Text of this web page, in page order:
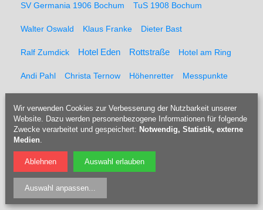
SV Germania 1906 Bochum TuS 1908 Bochum
Walter Oswald Klaus Franke Dieter Bast
Ralf Zumdick Hotel Eden Rottstraße Hotel am Ring
Andi Pahl Christa Ternow Höhenretter Messpunkte
Udo Berner Förster Marcel Müller Pferd Forst
Bücherei Kaberettist
Wir verwenden Cookies zur Verbesserung der Nutzbarkeit unserer
Website. Dazu werden personenbezogene Informationen für folgende
Zwecke verarbeitet und gespeichert: Notwendig, Statistik, externe
Medien.
Ablehnen Auswahl erlauben
Auswahl anpassen...